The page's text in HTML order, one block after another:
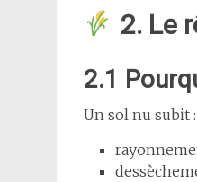
2. Le
2.1
Un sol nu subit :